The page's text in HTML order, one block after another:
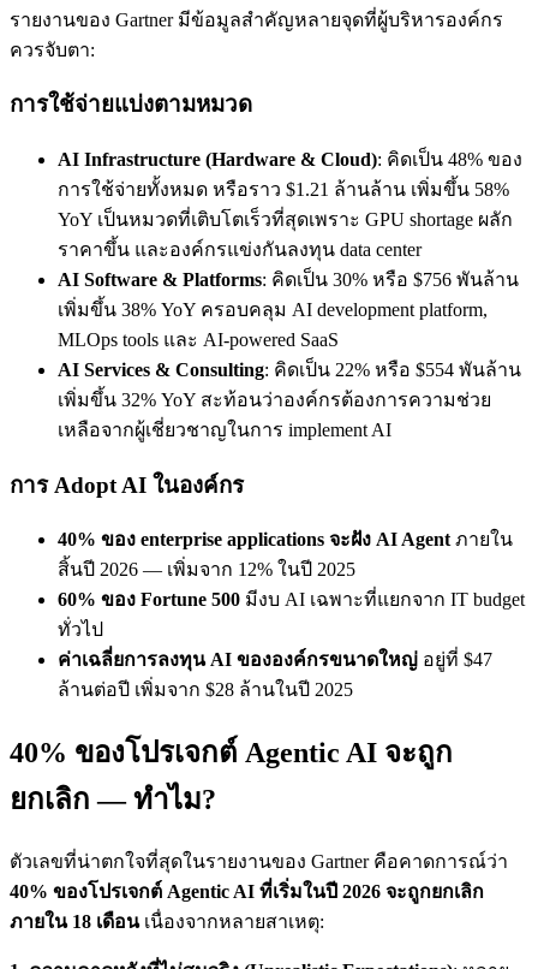
รายงานของ Gartner มีข้อมูลสำคัญหลายจุดที่ผู้บริหารองค์กร
ควรจับตา:
การใช้จ่ายแบ่งตามหมวด
AI Infrastructure (Hardware & Cloud): คิดเป็น 48% ของ
การใช้จ่ายทั้งหมด หรือราว $1.21 ล้านล้าน เพิ่มขึ้น 58%
YoY เป็นหมวดที่เติบโตเร็วที่สุดเพราะ GPU shortage ผลัก
ราคาขึ้น และองค์กรแข่งกันลงทุน data center
AI Software & Platforms: คิดเป็น 30% หรือ $756 พันล้าน
เพิ่มขึ้น 38% YoY ครอบคลุม AI development platform,
MLOps tools และ AI-powered SaaS
AI Services & Consulting: คิดเป็น 22% หรือ $554 พันล้าน
เพิ่มขึ้น 32% YoY สะท้อนว่าองค์กรต้องการความช่วย
เหลือจากผู้เชี่ยวชาญในการ implement AI
การ Adopt AI ในองค์กร
40% ของ enterprise applications จะฝัง AI Agent ภายใน
สิ้นปี 2026 — เพิ่มจาก 12% ในปี 2025
60% ของ Fortune 500 มีงบ AI เฉพาะที่แยกจาก IT budget
ทั่วไป
ค่าเฉลี่ยการลงทุน AI ขององค์กรขนาดใหญ่ อยู่ที่ $47
ล้านต่อปี เพิ่มจาก $28 ล้านในปี 2025
40% ของโปรเจกต์ Agentic AI จะถูก
ยกเลิก — ทำไม?
ตัวเลขที่น่าตกใจที่สุดในรายงานของ Gartner คือคาดการณ์ว่า
40% ของโปรเจกต์ Agentic AI ที่เริ่มในปี 2026 จะถูกยกเลิก
ภายใน 18 เดือนเนื่องจากหลายสาเหตุ: